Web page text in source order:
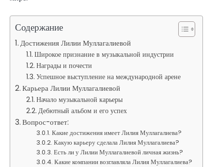
Содержание
Достижения Лилии Муллагалиевой
Широкое признание в музыкальной индустрии
Награды и почести
Успешное выступление на международной арене
Карьера Лилии Муллагалиевой
Начало музыкальной карьеры
Дебютный альбом и его успех
Вопрос-ответ:
Какие достижения имеет Лилия Муллагалиева?
Какую карьеру сделала Лилия Муллагалиева?
Есть ли у Лилии Муллагалиевой личная жизнь?
Какие компании возглавляла Лилия Муллагалиева?